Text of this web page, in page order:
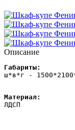
Описание
ш*в*г -
ЛДСП